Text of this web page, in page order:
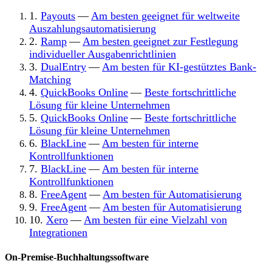
1. Payouts — Am besten geeignet für weltweite
Auszahlungsautomatisierung
2. Ramp — Am besten geeignet zur Festlegung
individueller Ausgabenrichtlinien
3. DualEntry — Am besten für KI-gestütztes Bank-
Matching
4. QuickBooks Online — Beste fortschrittliche
Lösung für kleine Unternehmen
5. QuickBooks Online — Beste fortschrittliche
Lösung für kleine Unternehmen
6. BlackLine — Am besten für interne
Kontrollfunktionen
7. BlackLine — Am besten für interne
Kontrollfunktionen
8. FreeAgent — Am besten für Automatisierung
9. FreeAgent — Am besten für Automatisierung
10. Xero — Am besten für eine Vielzahl von
Integrationen
On-Premise-Buchhaltungssoftware